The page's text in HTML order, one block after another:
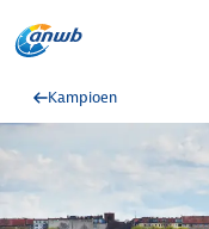
Kampioen